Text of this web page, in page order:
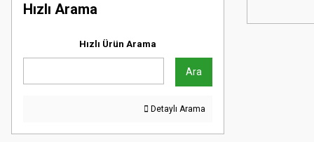
Hızlı Arama
Hızlı Ürün Arama
Ara
Detaylı Arama